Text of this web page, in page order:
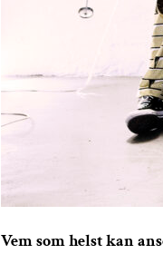
Vem som helst kan